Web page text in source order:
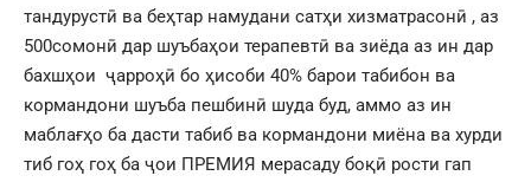
тандурустӣ ва беҳтар намудани сатҳи хизматрасонӣ , аз
500сомонӣ дар шуъбаҳои терапевтӣ ва зиёда аз ин дар
бахшҳои ҷарроҳӣ бо ҳисоби 40% барои табибон ва
кормандони шуъба пешбинӣ шуда буд, аммо аз ин
маблағҳо ба дасти табиб ва кормандони миёна ва хурди
тиб гоҳ гоҳ ба ҷои ПРЕМИЯ мерасаду боқӣ рости гап